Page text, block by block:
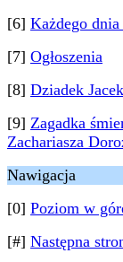
[6] Każdego
[7] Ogłoszenia
[8] Dziadek
[9] Zagadka
Zachariasza
Nawigacja
[0] Poziom w
[#] Następna